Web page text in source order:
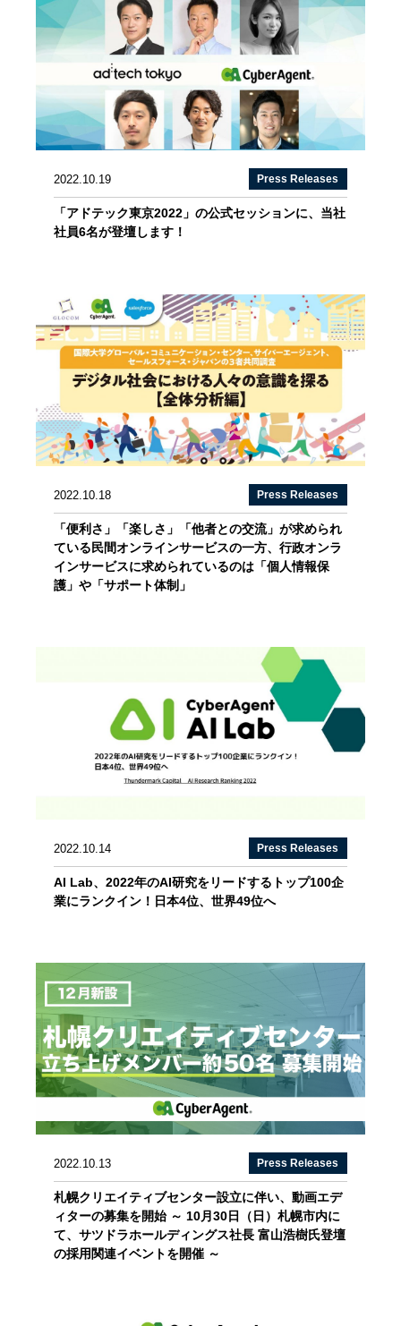
2022.10.19 Press Releases
「アドテック東京2022」の公式セッションに、当社
社員6名が登壇します！
2022.10.18 Press Releases
「便利さ」「楽しさ」「他者との交流」が求められ
ている民間オンラインサービスの一方、行政オンラ
インサービスに求められているのは「個人情報保
護」や「サポート体制」
2022.10.14 Press Releases
AI Lab、2022年のAI研究をリードするトップ100企
業にランクイン！日本4位、世界49位へ
2022.10.13 Press Releases
札幌クリエイティブセンター設立に伴い、動画エデ
ィターの募集を開始 ～ 10月30日（日）札幌市内に
て、サツドラホールディングス社長 富山浩樹氏登壇
の採用関連イベントを開催 ～